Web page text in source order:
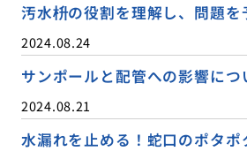
汚水枡の役割を理解し、問題を
2024.08.24
サンポールと配管への影響につ
2024.08.21
水漏れを止める！蛇口のポタポ